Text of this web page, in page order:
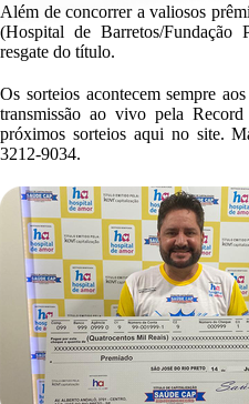
Além de concorrer a valiosos
(Hospital de Barretos/Fundação
resgate do título.
Os sorteios acontecem sempre
transmissão ao vivo pelaRecord
próximos sorteios aqui no site.
3212-9034.